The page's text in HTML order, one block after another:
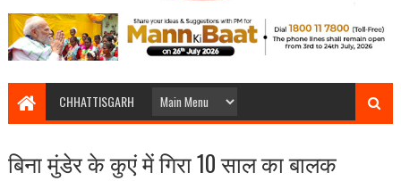
CHHATTISGARH
बिना मुंडेर के कुएं में गिरा 10 साल का बालक